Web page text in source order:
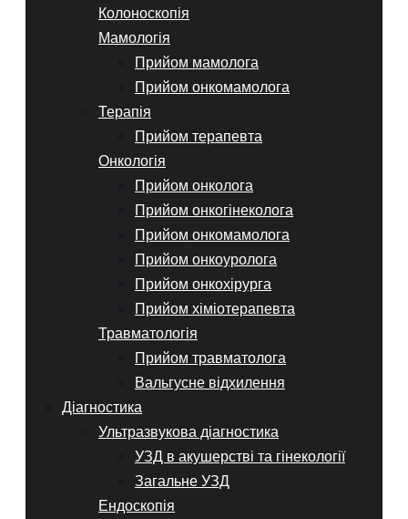
Колоноскопія
Мамологія
Прийом мамолога
Прийом онкомамолога
Терапія
Прийом терапевта
Онкологія
Прийом онколога
Прийом онкогінеколога
Прийом онкомамолога
Прийом онкоуролога
Прийом онкохірурга
Прийом хіміотерапевта
Травматологія
Прийом травматолога
Вальгусне відхилення
Діагностика
Ультразвукова діагностика
УЗД в акушерстві та гінекології
Загальне УЗД
Ендоскопія